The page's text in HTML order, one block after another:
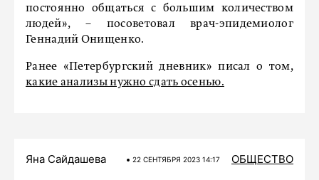
постоянно общаться с большим количеством
людей», – посоветовал врач-эпидемиолог
Геннадий Онищенко.
Ранее «Петербургский дневник» писал о том,
какие анализы нужно сдать осенью.
Яна Сайдашева 22 СЕНТЯБРЯ 2023 14:17 ОБЩЕСТВО